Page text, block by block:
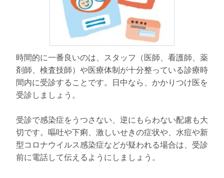
時間的に一番良いのは、スタッフ（医師、看護師、薬
剤師、検査技師）や医療体制が十分整っている診療時
間内に受診することです。日中なら、かかりつけ医を
受診しましょう。
受診で感染症をうつさない、逆にもらわない配慮も大
切です。嘔吐や下痢、激しいせきの症状や、水痘や新
型コロナウイルス感染症などが疑われる場合は、受診
前に電話して伝えるようにしましょう。